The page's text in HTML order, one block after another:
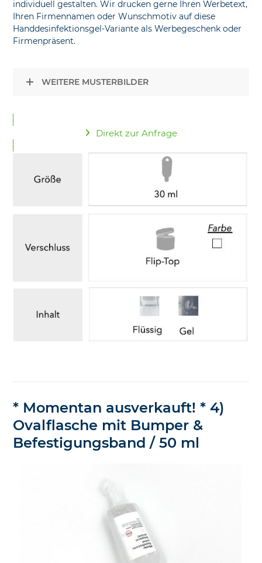
individuell gestalten. Wir drucken gerne Ihren Werbetext,
Ihren Firmennamen oder Wunschmotiv auf diese
Handdesinfektionsgel-Variante als Werbegeschenk oder
Firmenpräsent.
WEITERE MUSTERBILDER
Direkt zur Anfrage
* Momentan ausverkauft! * 4)
Ovalflasche mit Bumper &
Befestigungsband / 50 ml